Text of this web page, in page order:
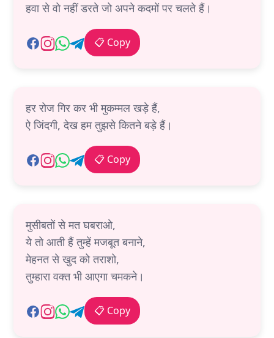
हवा से वो नहीं डरते जो अपने कदमों पर चलते हैं।
📋 Copy
हर रोज गिर कर भी मुकम्मल खड़े हैं,
ऐ जिंदगी, देख हम तुझसे कितने बड़े हैं।
📋 Copy
मुसीबतों से मत घबराओ,
ये तो आती हैं तुम्हें मजबूत बनाने,
मेहनत से खुद को तराशो,
तुम्हारा वक्त भी आएगा चमकने।
📋 Copy